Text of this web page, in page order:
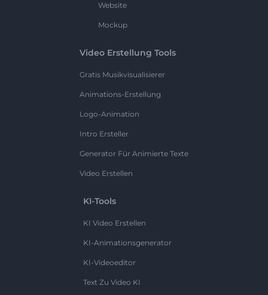
Website
Mockup
Video Erstellung Tools
Gratis Musikvisualisierer
Animations-Erstellung
Logo-Animation
Intro Ersteller
Generator Für Animierte Texte
Video Erstellen
KI-Tools
KI Video Erstellen
KI-Animationsgenerator
KI-Videoeditor
Text Zu Video KI